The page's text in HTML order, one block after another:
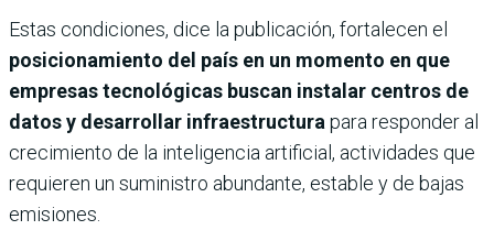
Estas condiciones, dice la publicación, fortalecen el
posicionamiento del país en un momento en que
empresas tecnológicas buscan instalar centros de
datos y desarrollar infraestructura para responder al
crecimiento de la inteligencia artificial, actividades que
requieren un suministro abundante, estable y de bajas
emisiones.